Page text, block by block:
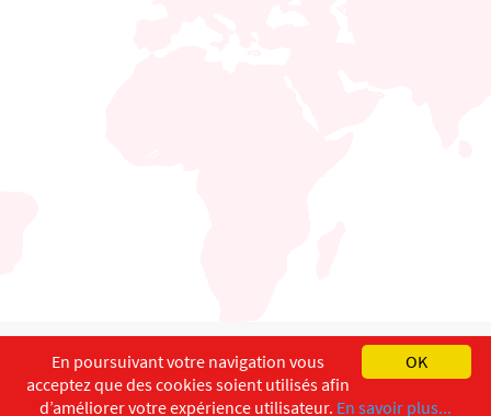
English Français
Copyright ©ISEC-AdW Aspects légaux
OK
En poursuivant votre navigation vous
acceptez que des cookies soient utilisés afin
d’améliorer votre expérience utilisateur. En savoir plus...